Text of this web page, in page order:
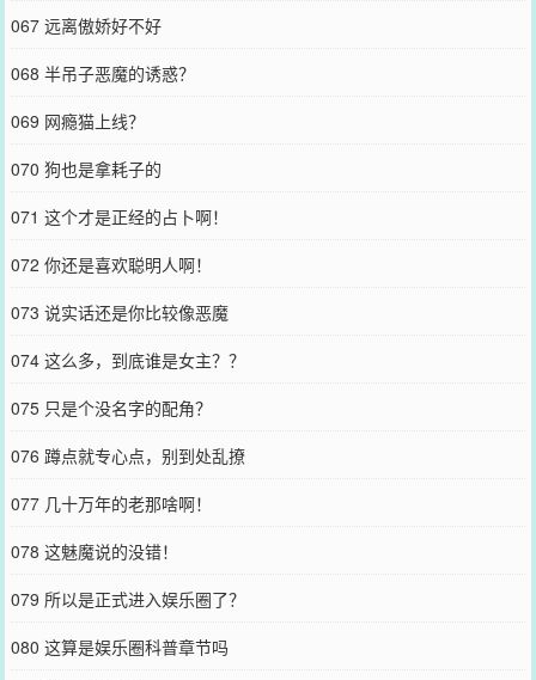
067 远离傲娇好不好
068 半吊子恶魔的诱惑？
069 网瘾猫上线？
070 狗也是拿耗子的
071 这个才是正经的占卜啊！
072 你还是喜欢聪明人啊！
073 说实话还是你比较像恶魔
074 这么多，到底谁是女主？？
075 只是个没名字的配角？
076 蹲点就专心点，别到处乱撩
077 几十万年的老那啥啊！
078 这魅魔说的没错！
079 所以是正式进入娱乐圈了？
080 这算是娱乐圈科普章节吗